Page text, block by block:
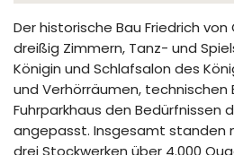
Der historische Bau Friedrich
dreißig Zimmern, Tanz- und
Königin und Schlafsalon des
und Verhörräumen, technischen
Fuhrparkhaus den Bedürfnissen
angepasst. Insgesamt standen
drei Stockwerken über 4.000